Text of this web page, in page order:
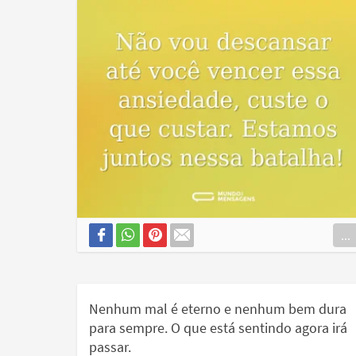
...
Nenhum mal é eterno e nenhum bem dura
para sempre. O que está sentindo agora irá
passar.